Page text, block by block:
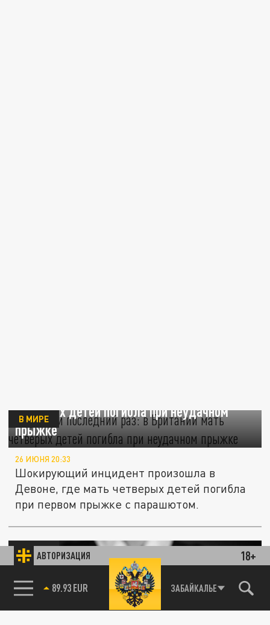
АВТОРИЗАЦИЯ 18+
85.64 BRENT ЗАБАЙКАЛЬЕ
четверых детей погибла при неудачном
прыжке
В МИРЕ
26 ИЮНЯ 20:33
Шокирующий инцидент произошла в
Девоне, где мать четверых детей погибла
при первом прыжке с парашютом.
В МИРЕ